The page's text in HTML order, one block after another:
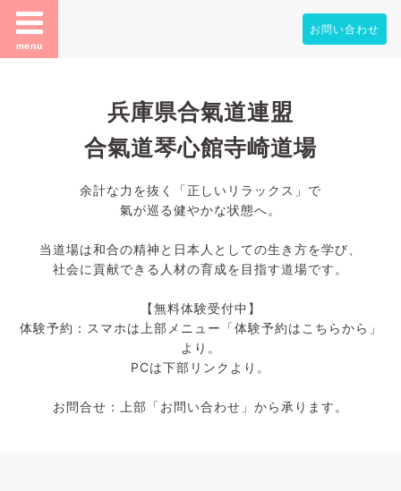
menu
お問い合わせ
兵庫県合氣道連盟
合氣道琴心館寺崎道場
余計な力を抜く「正しいリラックス」で
氣が巡る健やかな状態へ。
当道場は和合の精神と日本人としての生き方を学び、
社会に貢献できる人材の育成を目指す道場です。
【無料体験受付中】
体験予約：スマホは上部メニュー「体験予約はこちらから」
より。
PCは下部リンクより。
お問合せ：上部「お問い合わせ」から承ります。